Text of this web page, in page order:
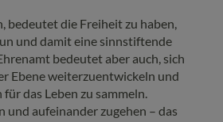
bedeutet die Freiheit zu haben,
und damit eine sinnstiftende
bedeutet aber auch, sich
Ebene weiterzuentwickeln und
das Leben zu sammeln.
und aufeinander zugehen – das